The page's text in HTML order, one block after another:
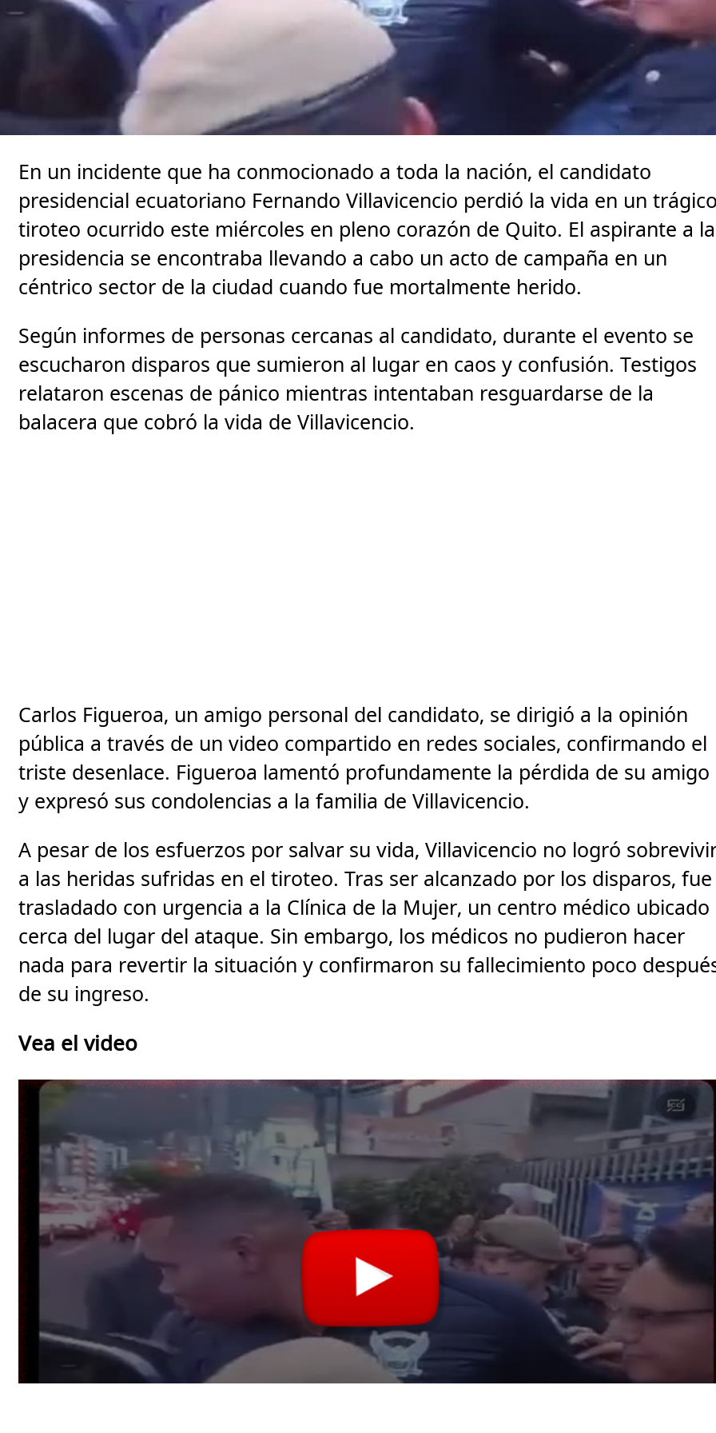
En un incidente que ha conmocionado a toda la nación, el candidato
presidencial ecuatoriano Fernando Villavicencio perdió la vida en un
tiroteo ocurrido este miércoles en pleno corazón de Quito. El aspirante a la
presidencia se encontraba llevando a cabo un acto de campaña en un
céntrico sector de la ciudad cuando fue mortalmente herido.
Según informes de personas cercanas al candidato, durante el evento se
escucharon disparos que sumieron al lugar en caos y confusión. Testigos
relataron escenas de pánico mientras intentaban resguardarse de la
balacera que cobró la vida de Villavicencio.
Carlos Figueroa, un amigo personal del candidato, se dirigió a la opinión
pública a través de un video compartido en redes sociales, confirmando el
triste desenlace. Figueroa lamentó profundamente la pérdida de su amigo
y expresó sus condolencias a la familia de Villavicencio.
A pesar de los esfuerzos por salvar su vida, Villavicencio no logró
a las heridas sufridas en el tiroteo. Tras ser alcanzado por los disparos, fue
trasladado con urgencia a la Clínica de la Mujer, un centro médico ubicado
cerca del lugar del ataque. Sin embargo, los médicos no pudieron hacer
nada para revertir la situación y confirmaron su fallecimiento poco
de su ingreso.
Vea el video